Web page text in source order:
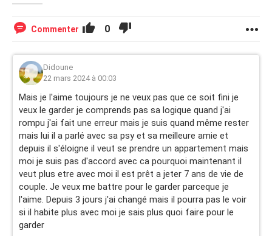
Commenter 0
Didoune
22 mars 2024 à 00:03
Mais je l'aime toujours je ne veux pas que ce soit fini je
veux le garder je comprends pas sa logique quand j'ai
rompu j'ai fait une erreur mais je suis quand même rester
mais lui il a parlé avec sa psy et sa meilleure amie et
depuis il s'éloigne il veut se prendre un appartement mais
moi je suis pas d'accord avec ca pourquoi maintenant il
veut plus etre avec moi il est prêt a jeter 7 ans de vie de
couple. Je veux me battre pour le garder parceque je
l'aime. Depuis 3 jours j'ai changé mais il pourra pas le voir
si il habite plus avec moi je sais plus quoi faire pour le
garder